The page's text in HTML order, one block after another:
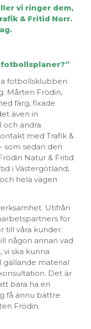
vi ringer dem,
& Fritid Norr.
fotbollsklubben
Mårten Frödin,
färg, fixade
även in
och andra
med Trafik &
som sedan den
Natur & Fritid
i Västergötland,
hela vägen
Utifrån
för
till våra kunder.
någon annan vad
vi ska kunna
gällande material
Det är
bara ha en
få ännu bättre
Frödin.